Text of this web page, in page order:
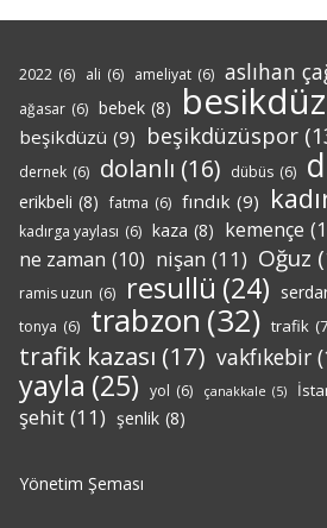
2022 (6) ali (6) ameliyat (6) aslıhan
ağasar (6) bebek (8)
beşikdüzü (9) beşikdüzüspor
dernek (6) dolanlı (16) dübüs (6)
erikbeli (8) fatma (6) fındık (9)
kadırga yaylası (6) kaza (8) kemençe
ne zaman (10) nişan (11) Oğuz
ramis uzun (6) resullü (24)
tonya (6) trabzon (32) trafik
trafik kazası (17) vakfıkebir
yayla (25) yol (6) çanakkale (5)
şehit (11) şenlik (8)
Yönetim Şeması